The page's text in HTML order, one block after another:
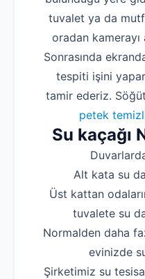
tuvalet ya da
oradan kamerayı
Sonrasında
tespiti işini
tamir ederiz.
petek
Su kaçağı
Alt kata su
Üst kattan
tuvalete su
Normalden daha
evinizde
Şirketimiz su